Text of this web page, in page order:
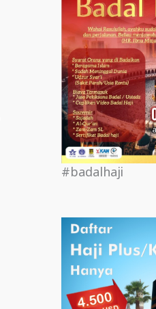
#badalhaji